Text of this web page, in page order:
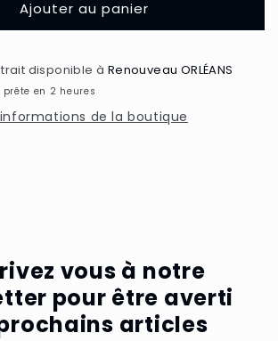
Ajouter au panier
disponible à Renouveau ORLÉANS
en 2 heures
de la boutique
vous à notre
pour être averti
articles